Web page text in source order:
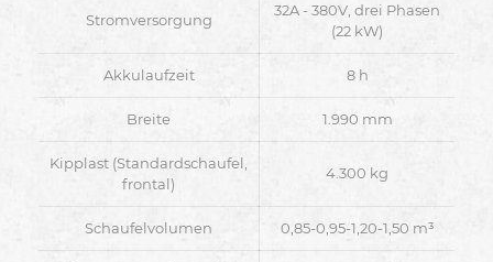
Stromversorgung
32A - 380V, drei Phasen
(22 kW)
Akkulaufzeit 8 h
Breite 1.990 mm
Kipplast (Standardschaufel,
frontal)
4.300 kg
Schaufelvolumen 0,85-0,95-1,20-1,50 m³